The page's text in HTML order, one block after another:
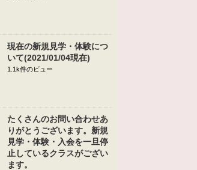
現在の新規見学・体験につ
いて(2021/01/04現在)
1.1k件のビュー
たくさんのお問い合わせあ
りがとうございます。新規
見学・体験・入会を一旦停
止しているクラスがござい
ます。